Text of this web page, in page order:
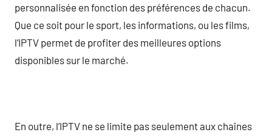
personnalisée en fonction des préférences de chacun.
Que ce soit pour le sport, les informations, ou les films,
l’IPTV permet de profiter des meilleures options
disponibles sur le marché.
En outre, l’IPTV ne se limite pas seulement aux chaînes